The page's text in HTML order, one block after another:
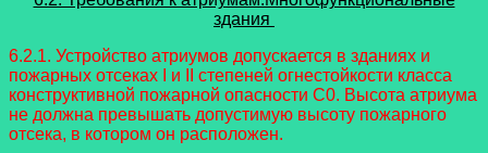
здания
6.2.1. Устройство атриумов допускается в зданиях и
пожарных отсеках I и II степеней огнестойкости класса
конструктивной пожарной опасности С0. Высота атриума
не должна превышать допустимую высоту пожарного
отсека, в котором он расположен.